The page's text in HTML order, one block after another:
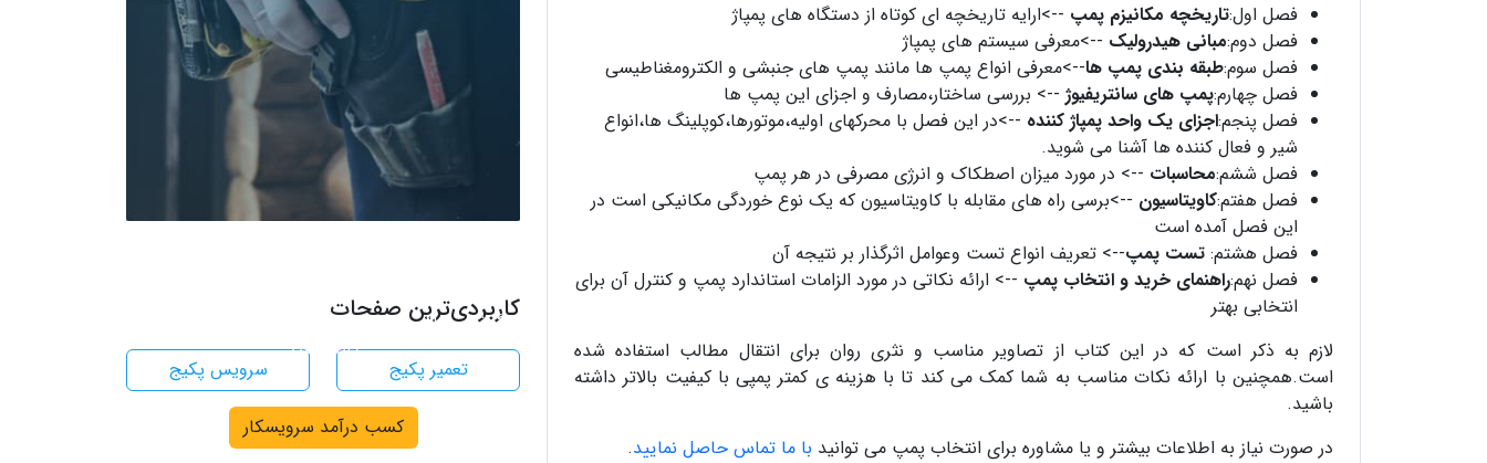
فصل اول:تاریخچه مکانیزم پمپ -->ارایه تاریخچه ای کوتاه از دستگاه های پمپاژ
فصل دوم:مبانی هیدرولیک -->معرفی سیستم های پمپاژ
فصل سوم:طبقه بندی پمپ ها-->معرفی انواع پمپ ها مانند پمپ های جنبشی و الکترومغناطیسی
فصل چهارم:پمپ های سانتریفیوژ --> بررسی ساختار،مصارف و اجزای این پمپ ها
فصل پنجم:اجزای یک واحد پمپاژ کننده -->در این فصل با محرکهای اولیه،موتورها،کوپلینگ ها،انواع
شیر و فعال کننده ها آشنا می شوید.
فصل ششم:محاسبات --> در مورد میزان اصطکاک و انرژی مصرفی در هر پمپ
فصل هفتم:کاویتاسیون -->برسی راه های مقابله با کاویتاسیون که یک نوع خوردگی مکانیکی است در
این فصل آمده است
فصل هشتم: تست پمپ--> تعریف انواع تست وعوامل اثرگذار بر نتیجه آن
فصل نهم:راهنمای خرید و انتخاب پمپ --> ارائه نکاتی در مورد الزامات استاندارد پمپ و کنترل آن برای
انتخابی بهتر
لازم به ذکر است که در این کتاب از تصاویر مناسب و نثری روان برای انتقال مطالب استفاده شده
است.همچنین با ارائه نکات مناسب به شما کمک می کند تا با هزینه ی کمتر پمپی با کیفیت بالاتر داشته
باشید.
در صورت نیاز به اطلاعات بیشتر و یا مشاوره برای انتخاب پمپ می توانید با ما تماس حاصل نمایید.
اگر تاسیساتی متخصص هستید، جهت همکاری با ما
کلیک کنید
کسب درآمد سرویسکار
کاربردی‌ترین صفحات
تعمیر پکیج سرویس پکیج